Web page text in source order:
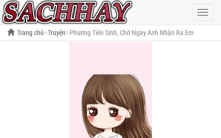
Hiện
menu
Trang chủ Truyện Phương Tiên Sinh, Chờ Ngày Anh Nhận Ra Em